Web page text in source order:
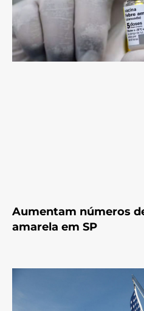
Aumentam números
amarela em SP